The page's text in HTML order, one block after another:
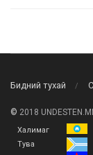
Бидний тухай
© 2018
Халимаг
Тува